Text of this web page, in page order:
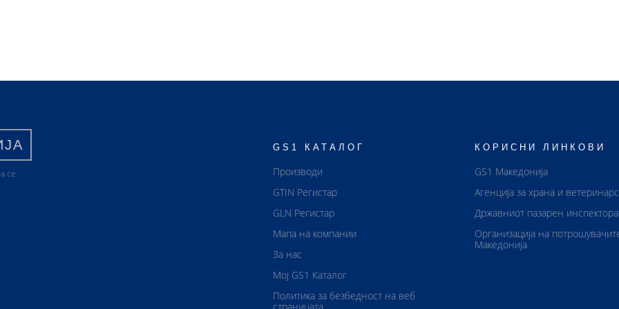
GS1 КАТАЛОГ
Производи
GTIN Регистар
GLN Регистар
Мапа на компании
За нас
Мој GS1 Каталог
Политика за безбедност на веб
КОРИСНИ ЛИНКОВИ
GS1 Македонија
Агенција за храна и
Државниот пазарен
Организација на
Македонија
се